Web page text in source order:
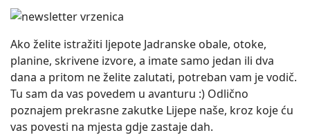
Ako želite istražiti ljepote Jadranske obale, otoke,
planine, skrivene izvore, a imate samo jedan ili dva
dana a pritom ne želite zalutati, potreban vam je vodič.
Tu sam da vas povedem u avanturu :) Odlično
poznajem prekrasne zakutke Lijepe naše, kroz koje ću
vas povesti na mjesta gdje zastaje dah.